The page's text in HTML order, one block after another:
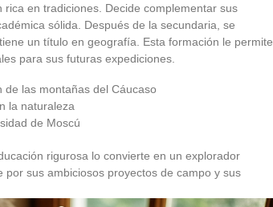
en tradiciones. Decide complementar sus
sólida. Después de la secundaria, se
un título en geografía. Esta formación le permite
para sus futuras expediciones.
las montañas del Cáucaso
la naturaleza
de Moscú
rigurosa lo convierte en un explorador
sus ambiciosos proyectos de campo y sus